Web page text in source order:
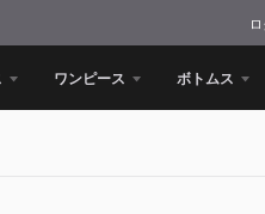
ワンピース ボトムス